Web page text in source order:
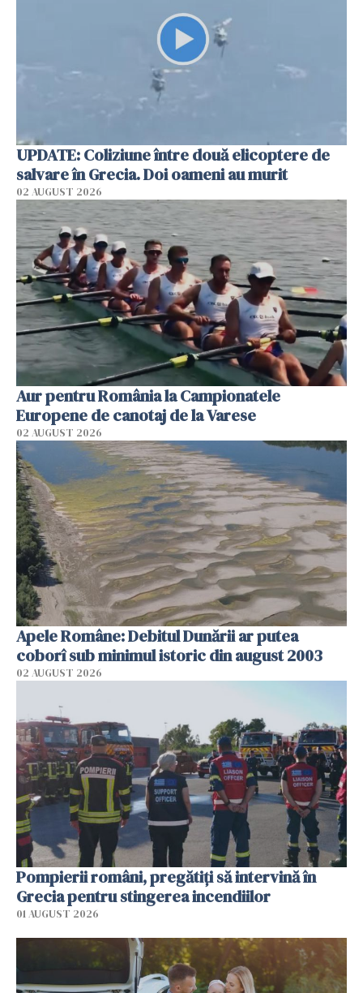
UPDATE: Coliziune între două elicoptere de
salvare în Grecia. Doi oameni au murit
02 AUGUST 2026
Aur pentru România la Campionatele
Europene de canotaj de la Varese
02 AUGUST 2026
Apele Române: Debitul Dunării ar putea
coborî sub minimul istoric din august 2003
02 AUGUST 2026
Pompierii români, pregătiţi să intervină în
Grecia pentru stingerea incendiilor
01 AUGUST 2026